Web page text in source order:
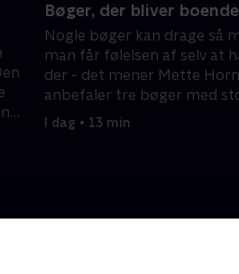
Bøger, der bliver boende
Nogle bøger kan drage så
man får følelsen af selv at
der - det mener Mette
anbefaler tre bøger med
betydning for hende.
I dag • 13 min